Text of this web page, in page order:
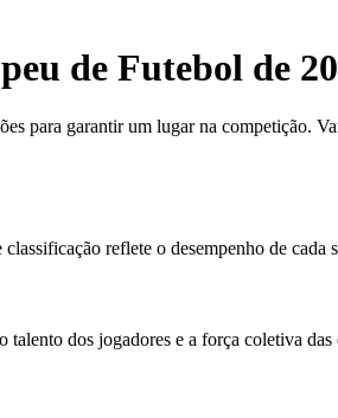
de Futebol de
para garantir um lugar na competição.
reflete o desempenho de cada
dos jogadores e a força coletiva das